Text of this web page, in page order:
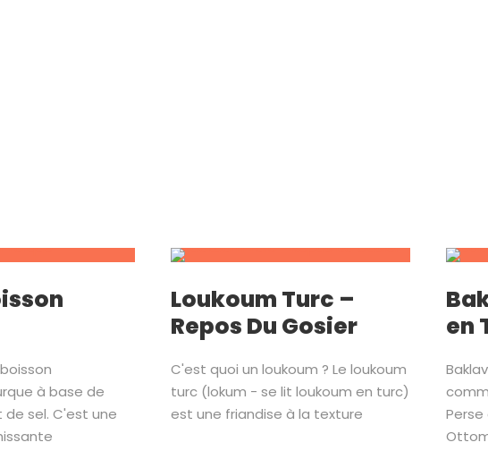
à base de
sel. C'est une
Loukoum Turc –
Repos Du Gosier
C'est quoi un loukoum ? Le loukoum
turc (lokum - se lit loukoum en turc)
est une friandise à la texture
en